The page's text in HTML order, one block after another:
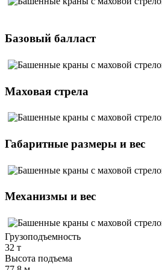
Базовый балласт
Маховая стрела
Габаритные размеры и вес
Механизмы и вес
Грузоподъемность
32 т
Высота подъема